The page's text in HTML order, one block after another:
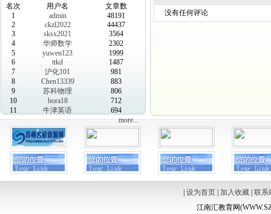
名次 用户名
文章数
1
admin
48191
2
ckzl2022
44437
3
sksx2021
3564
4
华师数学
2302
5
yuwen123
1999
6
ttkd
1487
7
沪化101
981
8
Chen13339
883
9
苏科物理
806
10
bora18
712
11
牛津英语
694
more...
没有任何评论
设为首页| 加入收藏| 联系
江南汇教育网